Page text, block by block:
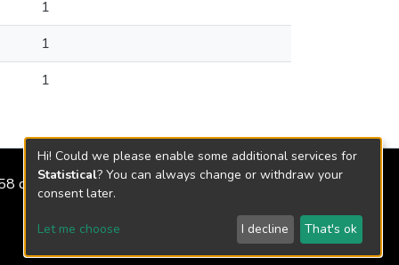
1
1
1
de 2018
Hi! Could we please enable some additional services for
Statistical? You can always change or withdraw your
consent later.
Let me choose I decline That's ok